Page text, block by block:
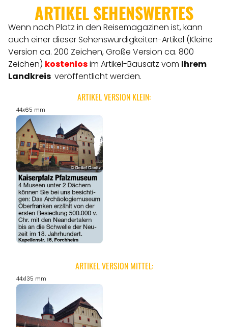
ARTIKEL SEHENSWERTES
Wenn noch Platz in den Reisemagazinen ist, kann
auch einer dieser Sehenswürdigkeiten-Artikel (Kleine
Version ca. 200 Zeichen, Große Version ca. 800
Zeichen) kostenlosim Artikel-Bausatz vom Ihrem
Landkreis veröffentlicht werden.
ARTIKEL VERSION KLEIN:
44x65 mm
ARTIKEL VERSION MITTEL:
44x135 mm